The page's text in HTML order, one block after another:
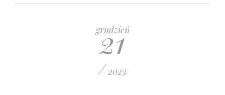
grudzień
21
/ 2023